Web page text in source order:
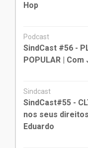
Hop
Podcast
SindCast #56 -
POPULAR |
Sindcast
SindCast#55 -
nos seus
Eduardo